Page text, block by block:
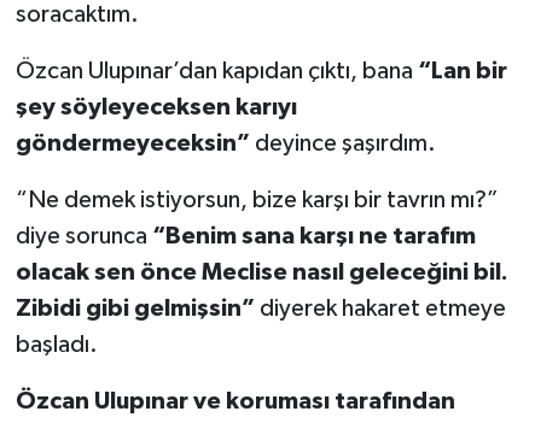
soracaktım.
Özcan Ulupınar’dan kapıdan çıktı, bana “Lan bir
şey söyleyeceksen karıyı
göndermeyeceksin” deyince şaşırdım.
“Ne demek istiyorsun, bize karşı bir tavrın mı?”
diye sorunca “Benim sana karşı ne tarafım
olacak sen önce Meclise nasıl geleceğini bil.
Zibidi gibi gelmişsin” diyerek hakaret etmeye
başladı.
Özcan Ulupınar ve koruması tarafından